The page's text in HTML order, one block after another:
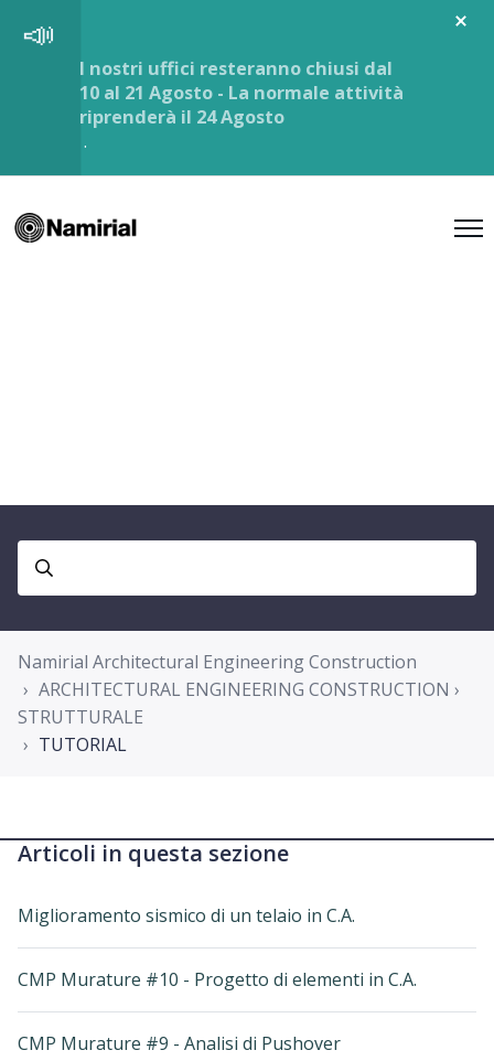
I nostri uffici resteranno chiusi dal
10 al 21 Agosto - La normale attività
riprenderà il 24 Agosto
.
Namirial Architectural Engineering Construction
ARCHITECTURAL ENGINEERING CONSTRUCTION ›
STRUTTURALE
TUTORIAL
Articoli in questa sezione
Miglioramento sismico di un telaio in C.A.
CMP Murature #10 - Progetto di elementi in C.A.
CMP Murature #9 - Analisi di Pushover